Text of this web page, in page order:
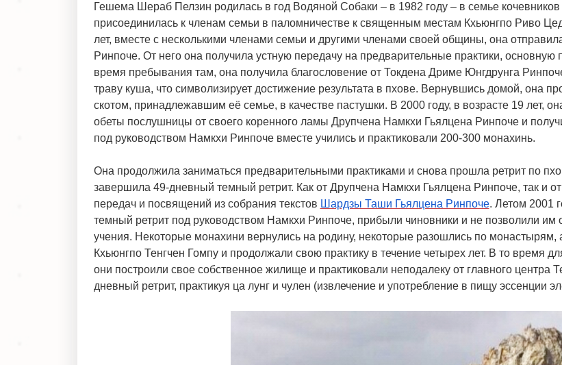
Гешема Шераб Пелзин родилась в год Водяной Собаки – в 1982 году – в семье
присоединилась к членам семьи в паломничестве к священным местам Кхьюнгпо Риво
лет, вместе с несколькими членами семьи и другими членами своей общины, она
Ринпоче. От него она получила устную передачу на предварительные практики, основную
время пребывания там, она получила благословение от Токдена Дриме Юнгдрунга
траву куша, что символизирует достижение результата в пхове. Вернувшись домой, она
скотом, принадлежавшим её семье, в качестве пастушки. В 2000 году, в возрасте 19 лет,
обеты послушницы от своего коренного ламы Друпчена Намкхи Гьялцена Ринпоче и
под руководством Намкхи Ринпоче вместе учились и практиковали 200-300 монахинь.
Она продолжила заниматься предварительными практиками и снова прошла ретрит по
завершила 49-дневный темный ретрит. Как от Друпчена Намкхи Гьялцена Ринпоче, так и
передач и посвящений из собрания текстов Шардзы Таши Гьялцена Ринпоче. Летом 2001
темный ретрит под руководством Намкхи Ринпоче, прибыли чиновники и не позволили им
учения. Некоторые монахини вернулись на родину, некоторые разошлись по
Кхьюнгпо Тенгчен Гомпу и продолжали свою практику в течение четырех лет. В то время
они построили свое собственное жилище и практиковали неподалеку от главного
дневный ретрит, практикуя ца лунг и чулен (извлечение и употребление в пищу эссенции